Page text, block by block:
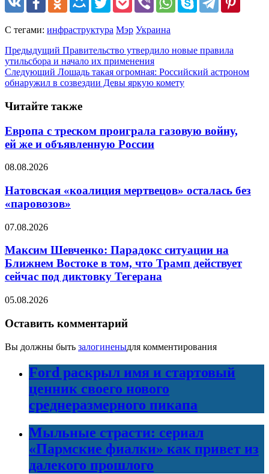
С тегами: инфраструктура Мэр Украина
Предыдущий Правительство утвердило новые правила
утильсбора и начало их применения
Следующий Лошадь такая огромная: Российский астроном
обнаружил в созвездии Девы яркую комету
Читайте также
Европа с треском проиграла газовую войну,
ей же и объявленную России
08.08.2026
Натовская «коалиция мертвецов» осталась без
«паровозов»
07.08.2026
Максим Шевченко: Парадокс ситуации на
Ближнем Востоке в том, что Трамп действует
сейчас под диктовку Тегерана
05.08.2026
Оставить комментарий
Вы должны быть залогиненыдля комментирования
Ford раскрыл имя и стартовый
ценник своего нового
среднеразмерного пикапа
Мыльные страсти: сериал
«Пармские фиалки» как привет из
далекого прошлого